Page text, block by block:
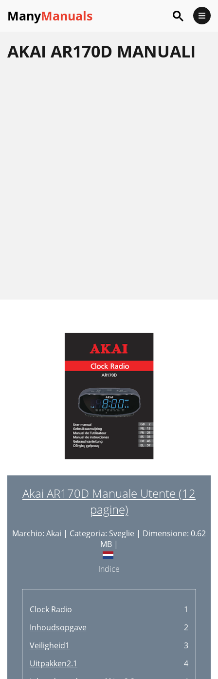
ManyManuals
AKAI AR170D MANUALI
Akai AR170D Manuale Utente (12
pagine)
Marchio: Akai | Categoria: Sveglie | Dimensione: 0.62
MB |
Indice
Clock Radio
1
Inhoudsopgave
2
Veiligheid1
3
Uitpakken2.1
4